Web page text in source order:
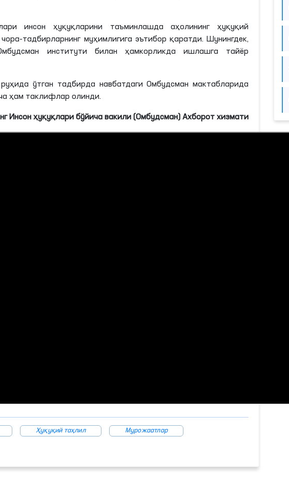
инсон ҳуқуқларини таъминлашда аҳолининг ҳуқуқий
тадбирларнинг муҳимлигига эътибор қаратди. Шунингдек,
институти билан ҳамкорликда ишлашга тайёр
ўтган тадбирда навбатдаги Омбудсман мактабларида
ҳам таклифлар олинди.
Инсон ҳуқуқлари бўйича вакили (Омбудсман) Ахборот хизмати
Ҳуқуқий таҳлил Мурожаатлар